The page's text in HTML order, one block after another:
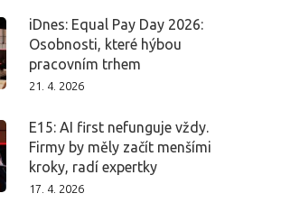
iDnes: Equal Pay Day 2026:
Osobnosti, které hýbou
pracovním trhem
21. 4. 2026
E15: AI first nefunguje vždy.
Firmy by měly začít menšími
kroky, radí expertky
17. 4. 2026